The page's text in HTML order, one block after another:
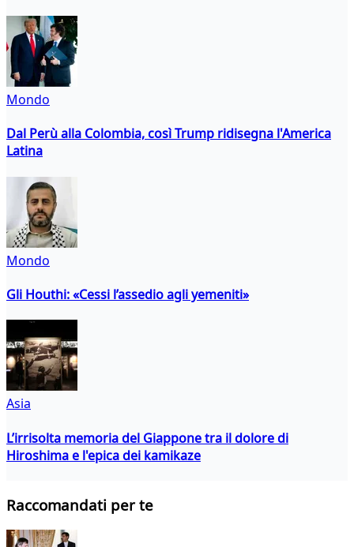
Mondo
Dal Perù alla Colombia, così Trump ridisegna l'America
Latina
Mondo
Gli Houthi: «Cessi l’assedio agli yemeniti»
Asia
L’irrisolta memoria del Giappone tra il dolore di
Hiroshima e l'epica dei kamikaze
Raccomandati per te